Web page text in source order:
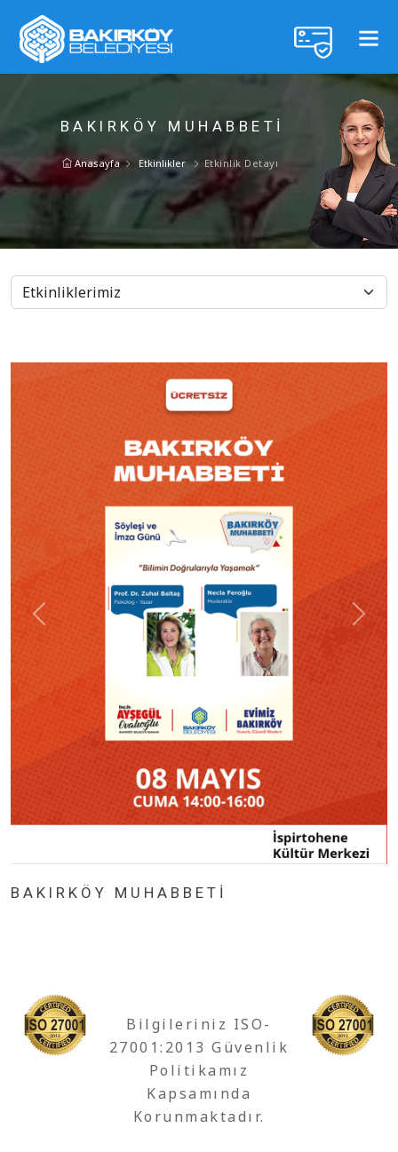
BAKIRKÖY MUHABBETİ
Anasayfa Etkinlikler Etkinlik Detayı
BAKIRKÖY MUHABBETİ
Bilgileriniz ISO-
27001:2013 Güvenlik
Politikamız
Kapsamında
Korunmaktadır.